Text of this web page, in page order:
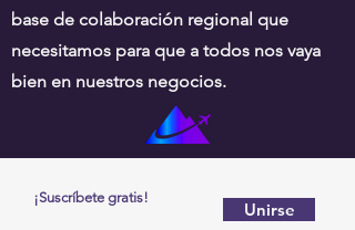
base de colaboración regional que
necesitamos para que a todos nos vaya
bien en nuestros negocios.
¡Suscríbete gratis!
Unirse